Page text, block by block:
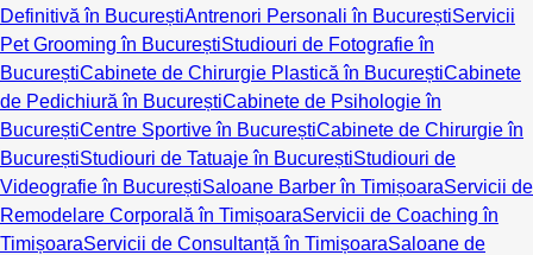
Definitivă în BucureștiAntrenori Personali în BucureștiServicii
Pet Grooming în BucureștiStudiouri de Fotografie în
BucureștiCabinete de Chirurgie Plastică în BucureștiCabinete
de Pedichiură în BucureștiCabinete de Psihologie în
BucureștiCentre Sportive în BucureștiCabinete de Chirurgie în
BucureștiStudiouri de Tatuaje în BucureștiStudiouri de
Videografie în BucureștiSaloane Barber în TimișoaraServicii de
Remodelare Corporală în TimișoaraServicii de Coaching în
TimișoaraServicii de Consultanță în TimișoaraSaloane de